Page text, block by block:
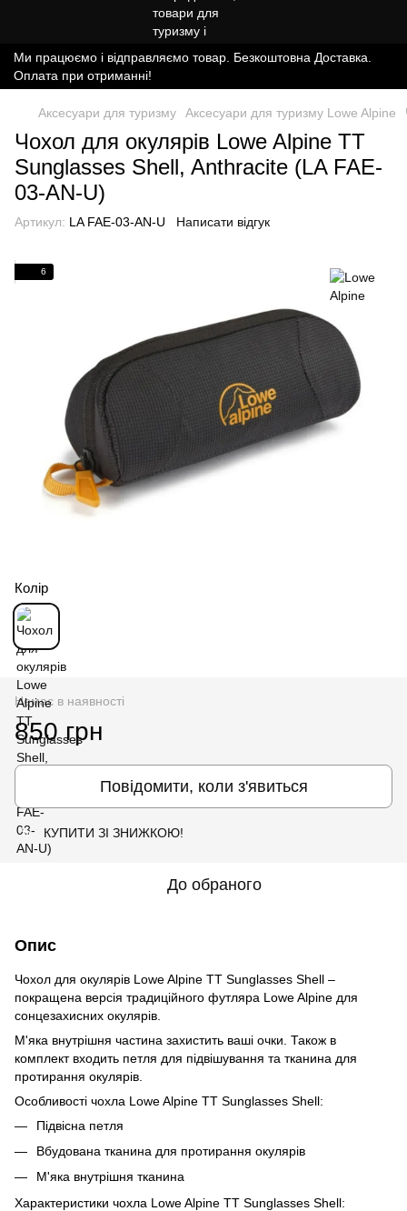
Ми працюємо і відправляємо товар. Безкоштовна Доставка.
Оплата при отриманні!
Аксесуари для туризму Аксесуари для туризму Lowe Alpine
Чохол для окулярів Lowe Alpine TT
Sunglasses Shell, Anthracite (LA FAE-
03-AN-U)
Артикул: LA FAE-03-AN-U Написати відгук
6
Колір
Немає в наявності
850 грн
Повідомити, коли з'явиться
% КУПИТИ ЗІ ЗНИЖКОЮ!
До обраного
Опис
Чохол для окулярів Lowe Alpine TT Sunglasses Shell –
покращена версія традиційного футляра Lowe Alpine для
сонцезахисних окулярів.
М'яка внутрішня частина захистить ваші очки. Також в
комплект входить петля для підвішування та тканина для
протирання окулярів.
Особливості чохла Lowe Alpine TT Sunglasses Shell:
Підвісна петля
Вбудована тканина для протирання окулярів
М'яка внутрішня тканина
Характеристики чохла Lowe Alpine TT Sunglasses Shell: